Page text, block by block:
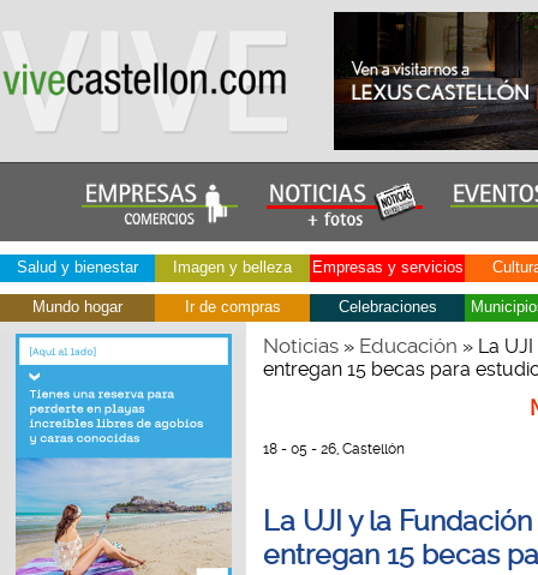
Salud y bienestar Imagen y belleza Empresas y servicios
Mundo hogar Ir de compras Celebraciones
Noticias» Educación » La
entregan 15 becas para
18 - 05 - 26, Castellón
La UJI y la
entregan 15 becas